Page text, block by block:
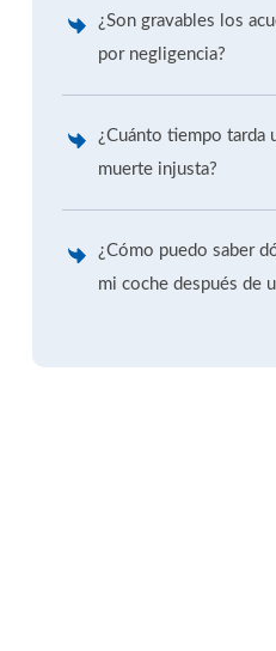
¿Son gravables los
por negligencia?
¿Cuánto tiempo tarda
muerte injusta?
¿Cómo puedo saber
mi coche después de